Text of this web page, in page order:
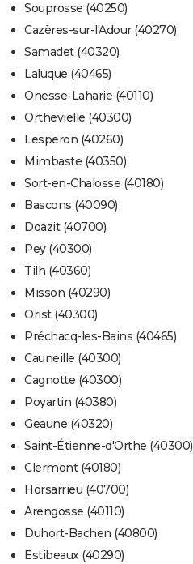
Souprosse (40250)
Cazères-sur-l'Adour (40270)
Samadet (40320)
Laluque (40465)
Onesse-Laharie (40110)
Orthevielle (40300)
Lesperon (40260)
Mimbaste (40350)
Sort-en-Chalosse (40180)
Bascons (40090)
Doazit (40700)
Pey (40300)
Tilh (40360)
Misson (40290)
Orist (40300)
Préchacq-les-Bains (40465)
Cauneille (40300)
Cagnotte (40300)
Poyartin (40380)
Geaune (40320)
Saint-Étienne-d'Orthe (40300)
Clermont (40180)
Horsarrieu (40700)
Arengosse (40110)
Duhort-Bachen (40800)
Estibeaux (40290)